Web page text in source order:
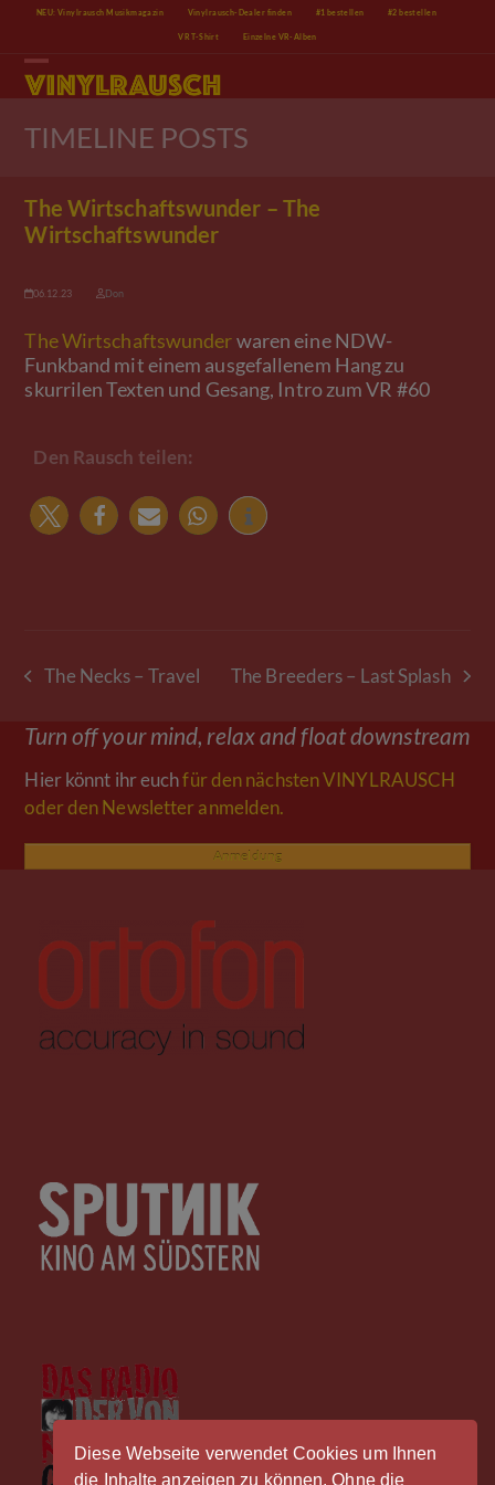
Diese Webseite verwendet Cookies um Ihnen
die Inhalte anzeigen zu können. Ohne die
content
NEU: Vinylrausch Musikmagazin Vinylrausch-Dealer finden #1 bestellen #2 bestellen
VR T-Shirt Einzelne VR-Alben
Open
mobile
menu
Close
mobile
menu
TIMELINE POSTS
The Wirtschaftswunder – The
Wirtschaftswunder
06.12.23 Don
The Wirtschaftswunderwaren eine NDW-
Funkband mit einem ausgefallenem Hang zu
skurrilen Texten und Gesang, Intro zum VR #60
Den Rausch teilen:
vorheriger
The Necks – Travel
Nächster
The Breeders – Last Splash
Turn off your mind, relax and float downstream
Hier könnt ihr euchfür den nächsten VINYLRAUSCH
oder den Newsletter anmelden.
Anmeldung